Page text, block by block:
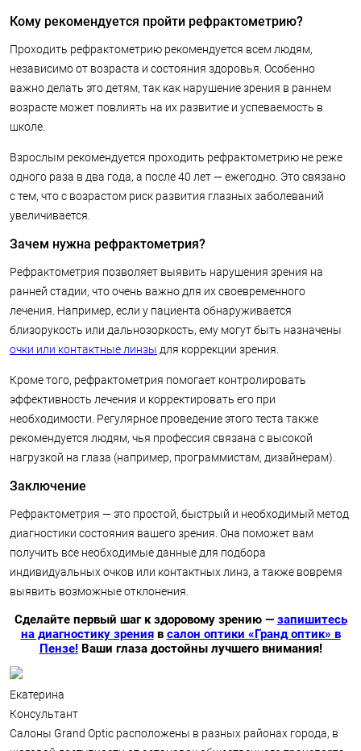
Кому рекомендуется пройти рефрактометрию?
Проходить рефрактометрию рекомендуется всем людям,
независимо от возраста и состояния здоровья. Особенно
важно делать это детям, так как нарушение зрения в раннем
возрасте может повлиять на их развитие и успеваемость в
школе.
Взрослым рекомендуется проходить рефрактометрию не реже
одного раза в два года, а после 40 лет — ежегодно. Это связано
с тем, что с возрастом риск развития глазных заболеваний
увеличивается.
Зачем нужна рефрактометрия?
Рефрактометрия позволяет выявить нарушения зрения на
ранней стадии, что очень важно для их своевременного
лечения. Например, если у пациента обнаруживается
близорукость или дальнозоркость, ему могут быть назначены
очки или контактные линзы для коррекции зрения.
Кроме того, рефрактометрия помогает контролировать
эффективность лечения и корректировать его при
необходимости. Регулярное проведение этого теста также
рекомендуется людям, чья профессия связана с высокой
нагрузкой на глаза (например, программистам, дизайнерам).
Заключение
Рефрактометрия — это простой, быстрый и необходимый метод
диагностики состояния вашего зрения. Она поможет вам
получить все необходимые данные для подбора
индивидуальных очков или контактных линз, а также вовремя
выявить возможные отклонения.
Сделайте первый шаг к здоровому зрению — запишитесь
на диагностику зренияв салон оптики «Гранд оптик» в
Пензе!Ваши глаза достойны лучшего внимания!
Екатерина
Консультант
Салоны Grand Optic расположены в разных районах города, в